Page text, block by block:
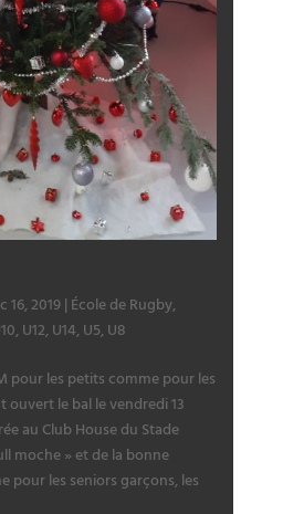
16, 2019| École de Rugby,
,U12,U14,U5,U8
pour les petits comme pour les
ouvert le bal le vendredi 13
au Club House du Stade
moche » et de la bonne
pour les seniors garçons, les